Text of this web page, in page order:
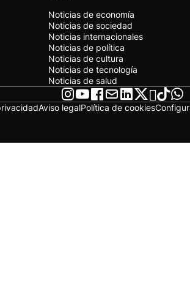
Noticias de economía
Noticias de sociedad
Noticias internacionales
Noticias de política
Noticias de cultura
Noticias de tecnología
Noticias de salud
Aviso legalPolítica de cookies